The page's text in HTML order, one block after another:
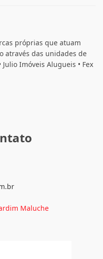
Imóveis Alugueis • Fex